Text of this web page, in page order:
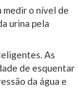
medir o nível de
urina pela
As
de esquentar
da água e